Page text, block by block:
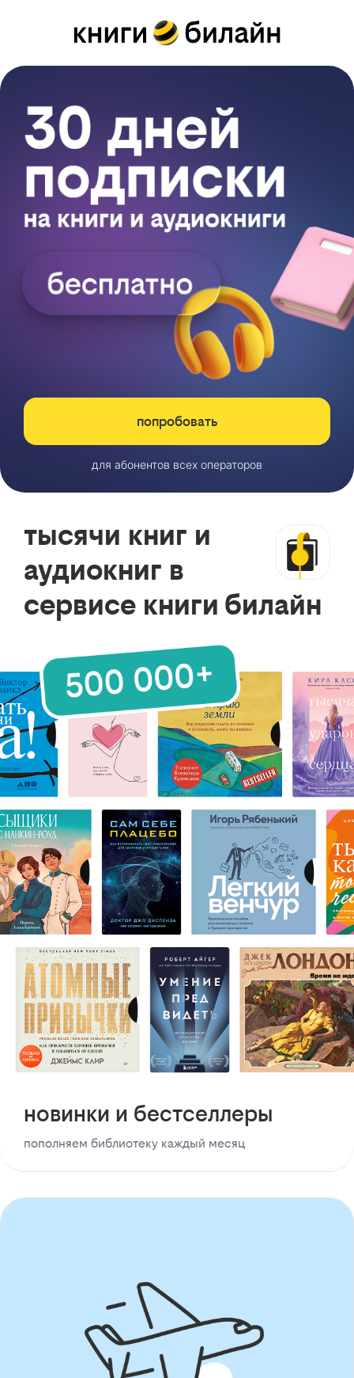
попробовать
для абонентов всех операторов
тысячи книг и
аудиокниг в
сервисе книги билайн
новинки и бестселлеры
пополняем библиотеку каждый месяц